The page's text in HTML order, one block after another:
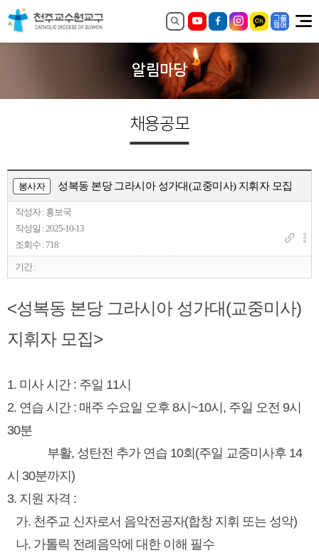
알림마당
채용공모
봉사자 성복동 본당 그라시아 성가대(교중미사) 지휘자 모집
작성자 : 홍보국
작성일 : 2025-10-13
조회수 : 718
기간 :
<성복동 본당 그라시아 성가대(교중미사)
지휘자 모집>
1. 미사 시간 : 주일 11시
2. 연습 시간 : 매주 수요일 오후 8시~10시, 주일 오전 9시
30분
부활, 성탄전 추가 연습 10회(주일 교중미사후 14
시 30분까지)
3. 지원 자격 :
가. 천주교 신자로서 음악전공자(합창 지휘 또는 성악)
나. 가톨릭 전례음악에 대한 이해 필수